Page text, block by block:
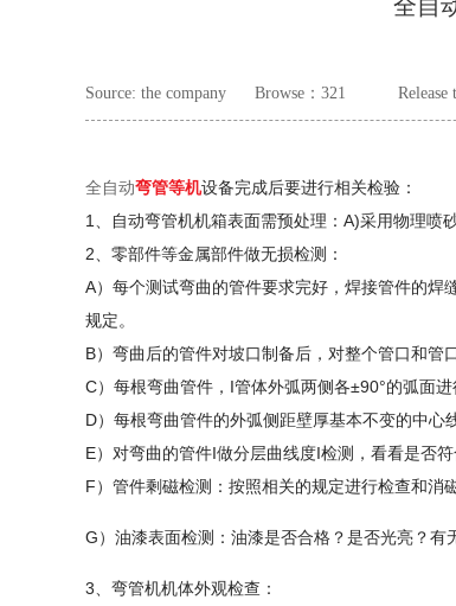
全自
Source: the company Browse： 321
全自动弯管等机设备完成后要进行相关检验：
1、自动弯管机机箱表面需预处理：A)采用物理喷
2、零部件等金属部件做无损检测：
A）每个测试弯曲的管件要求完好，焊接管件的焊
规定。
B）弯曲后的管件对坡口制备后，对整个管口和管
C）每根弯曲管件，I管体外弧两侧各±90°的弧面
D）每根弯曲管件的外弧侧距壁厚基本不变的中心
E）对弯曲的管件I做分层曲线度I检测，看看是否符
F）管件剩磁检测：按照相关的规定进行检查和消
G）油漆表面检测：油漆是否合格？是否光亮？有
3、弯管机机体外观检查：